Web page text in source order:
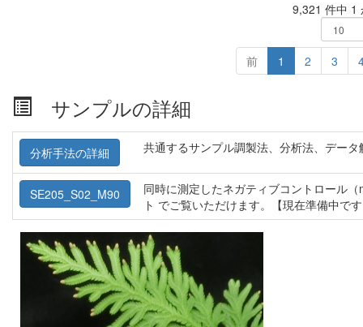
9,321 件中 1
前 1 2 3
サンプルの詳細
分析手法の詳細 共通するサンプル調製法、分析法、デー
SE205_S02_M90
同時に測定したネガティブコントロール
ト でご覧いただけます。【現在準備中で